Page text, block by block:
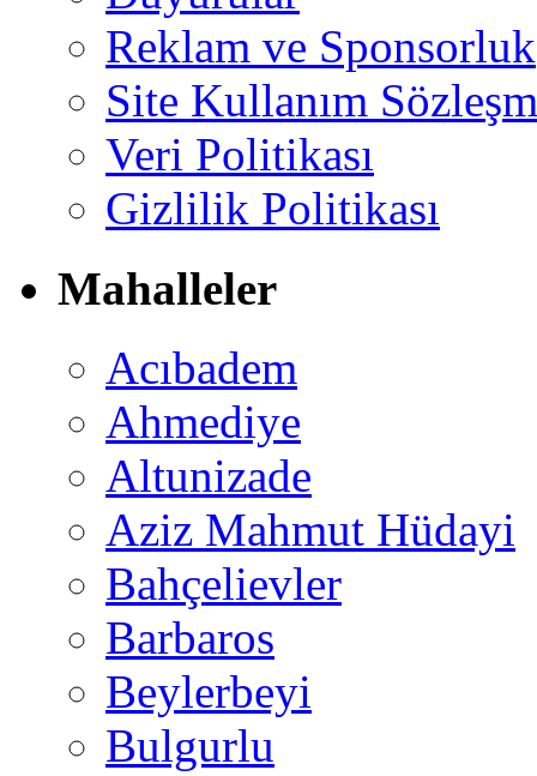
Reklam ve Sponsorluk
Site Kullanım
Veri Politikası
Gizlilik Politikası
Mahalleler
Acıbadem
Ahmediye
Altunizade
Aziz Mahmut Hüdayi
Bahçelievler
Barbaros
Beylerbeyi
Bulgurlu